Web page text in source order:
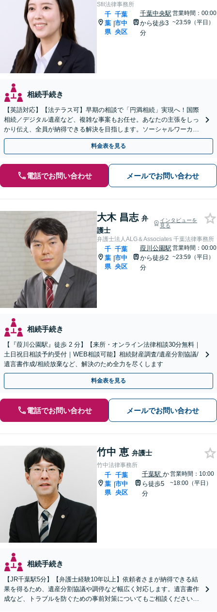
Sfil法律事務所
千
葉
県
|
千葉
市中
央区
千葉中央駅
から徒歩3
分
営業時間：00:00
~23:59（平日）
相続手続き
【英語対応】【法テラス可】早期の相談で「円満相続」実現へ！国際
相続／デジタル遺産など、複雑な事案もお任せ。あなたの主張をしっ
かり伝え、全員が納得できる解決を目指します。ソーシャルワーカー
兼司法書士と連携【WEB面談可】【24時間受付】
料金表を見る
電話でお問い合わせ メールでお問い合わせ
大木 昌志 弁
護士
インタビューを
見る
弁護士法人ALG＆Associates 千葉法律事務所
千
葉
県
|
千葉
市中
央区
葭川公園駅
から徒歩2
分
営業時間：00:00
~23:59（平日）
相続手続き
【『葭川公園駅』徒歩 2 分】【来所・オンライン法律相談30分無料｜
土日祝日相談予約受付｜WEB相談可能】相続財産調査/遺産分割協議/
遺言書作成/相続放棄など、解決のため全力を尽くします
料金表を見る
電話でお問い合わせ メールでお問い合わせ
竹中 恵 弁護士
竹中法律事務所
千
葉
県
|
千葉
市中
央区
千葉駅 か
ら徒歩5
分
営業時間：10:00
~18:00（平日）
相続手続き
【JR千葉駅5分】【弁護士経験10年以上】依頼者さまが納得できる結
果を得るため、遺産分割協議や調停など幅広く対応します。遺言書作
成など、トラブルを防ぐための事前対策についてもご相談ください